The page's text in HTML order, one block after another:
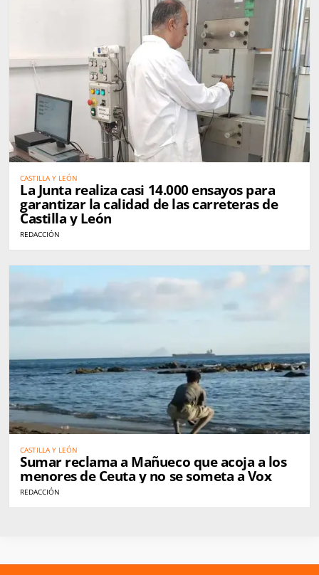
CASTILLA Y LEÓN
La Junta realiza casi 14.000 ensayos para
garantizar la calidad de las carreteras de
Castilla y León
REDACCIÓN
CASTILLA Y LEÓN
Sumar reclama a Mañueco que acoja a los
menores de Ceuta y no se someta a Vox
REDACCIÓN